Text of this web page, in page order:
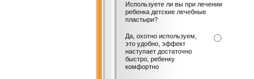
Используете ли вы при лечении
ребенка детские лечебные
пластыри?
Да, охотно используем,
это удобно, эффект
наступает достаточно
быстро, ребенку
комфортно